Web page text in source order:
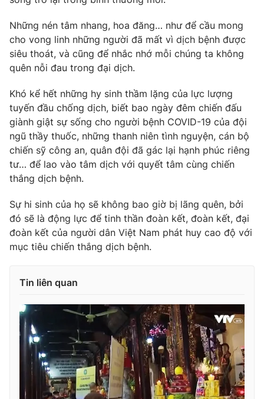
Những nén tâm nhang, hoa đăng… như để cầu mong
cho vong linh những người đã mất vì dịch bệnh được
siêu thoát, và cũng để nhắc nhớ mỗi chúng ta không
quên nỗi đau trong đại dịch.
Khó kể hết những hy sinh thầm lặng của lực lượng
tuyến đầu chống dịch, biết bao ngày đêm chiến đấu
giành giật sự sống cho người bệnh COVID-19 của đội
ngũ thầy thuốc, những thanh niên tình nguyện, cán bộ
chiến sỹ công an, quân đội đã gác lại hạnh phúc riêng
tư… để lao vào tâm dịch với quyết tâm cùng chiến
thắng dịch bệnh.
Sự hi sinh của họ sẽ không bao giờ bị lãng quên, bởi
đó sẽ là động lực để tinh thần đoàn kết, đoàn kết, đại
đoàn kết của người dân Việt Nam phát huy cao độ với
mục tiêu chiến thắng dịch bệnh.
Tin liên quan